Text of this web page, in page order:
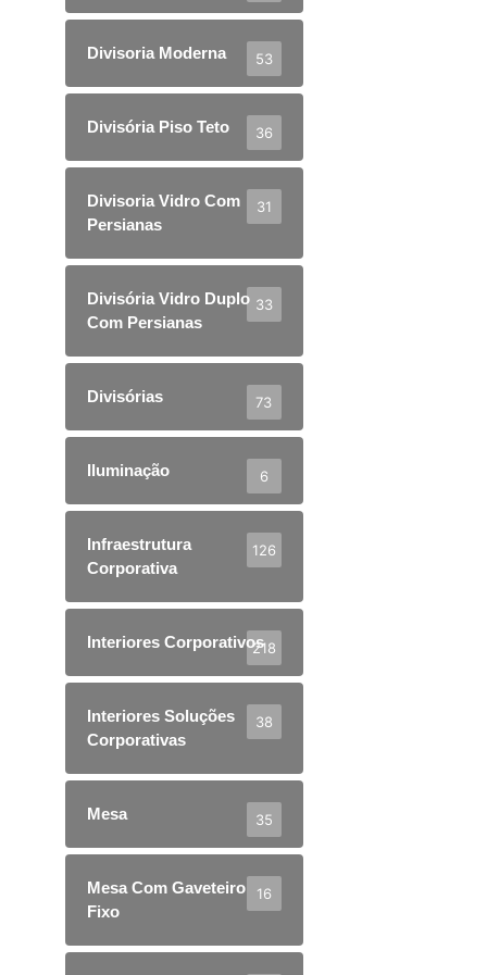
Divisoria Moderna 53
Divisória Piso Teto 36
Divisoria Vidro Com
Persianas
31
Divisória Vidro Duplo
Com Persianas
33
Divisórias 73
Iluminação 6
Infraestrutura
Corporativa
126
Interiores Corporativos218
Interiores Soluções
Corporativas
38
Mesa 35
Mesa Com Gaveteiro
Fixo
16